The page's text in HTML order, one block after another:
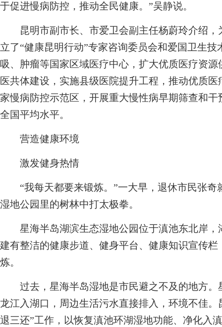
于促进慢病防控，推动全民健康。”吴静说。
昆明市副市长、市爱卫会副主任杨蔚玲介绍，
立了“健康昆明行动”专家咨询委员会和爱国卫生
吸、肿瘤等国家区域医疗中心，扩大优质医疗资
医共体建设，实施县级医院提升工程，推动优质
家慢病防控示范区，开展重大慢性病早期筛查和
全国平均水平。
营造健康环境
激发健身热情
“我每天都要来锻炼。”一大早，退休市民张奇
湿地公园里的树林中打太极拳。
星海半岛湖滨生态湿地公园位于滇池东北岸，
建有整洁的健康步道、健身平台、健康知识宣传
炼。
过去，星海半岛湿地是市民避之不及的地方。
龙江入湖口，周边生活污水直接排入，环境不佳
退三还”工作，以恢复滇池环湖湿地功能、净化入